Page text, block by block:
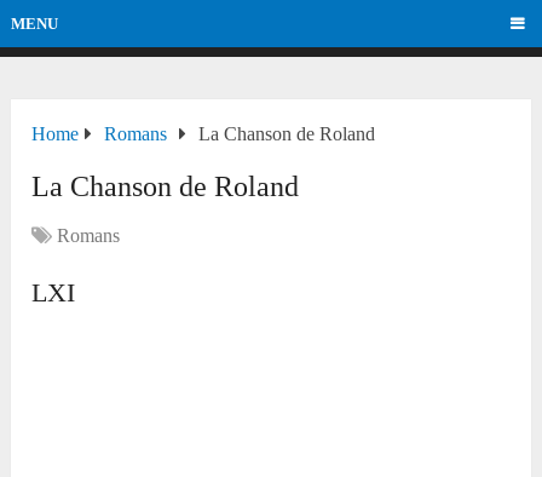
MENU
Home Romans La Chanson de Roland
La Chanson de Roland
Romans
LXI